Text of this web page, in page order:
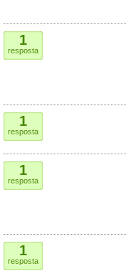
1
resposta
1
resposta
1
resposta
1
resposta